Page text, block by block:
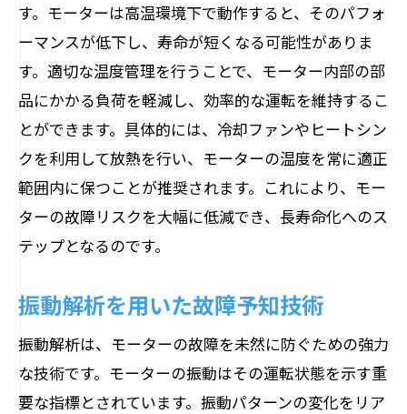
過負荷運転を避けるための方法
電圧変動とその影響への備え
定期的な校正と校正記録の重要性
保守契約を有効に活用するためのチェッ
クリスト
トラブルシューティングの基本的手順
オペレーションマニュアルの見直しと更
新
を解き明かす
プロのメンテナンス技術者によるインタ
ビュー
よくあるメンテナンスミスとその回避策
す。モーターは高温環境下で動作すると、そのパフォ
ーマンスが低下し、寿命が短くなる可能性がありま
す。適切な温度管理を行うことで、モーター内部の部
品にかかる負荷を軽減し、効率的な運転を維持するこ
とができます。具体的には、冷却ファンやヒートシン
クを利用して放熱を行い、モーターの温度を常に適正
範囲内に保つことが推奨されます。これにより、モー
ターの故障リスクを大幅に低減でき、長寿命化へのス
テップとなるのです。
振動解析を用いた故障予知技術
振動解析は、モーターの故障を未然に防ぐための強力
な技術です。モーターの振動はその運転状態を示す重
要な指標とされています。振動パターンの変化をリア